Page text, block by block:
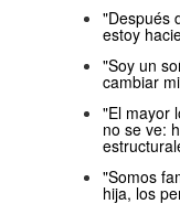
"Después
estoy
"Soy un
cambiar
"El mayor
no se ve:
"Somos
hija, los